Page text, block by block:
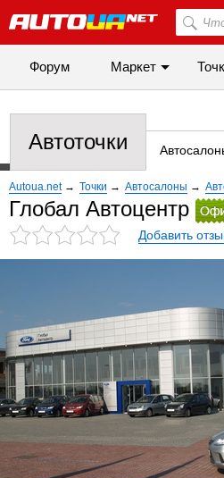
Форум Маркет
Автоточки
Autoua.net → Точки → Автосалоны →
Глобал Автоцентр
Добавить